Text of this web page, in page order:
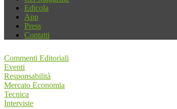
Edicola
App
Press
Contatti
Commenti Editoriali
Eventi
Responsabilità
Mercato Economia
Tecnica
Interviste